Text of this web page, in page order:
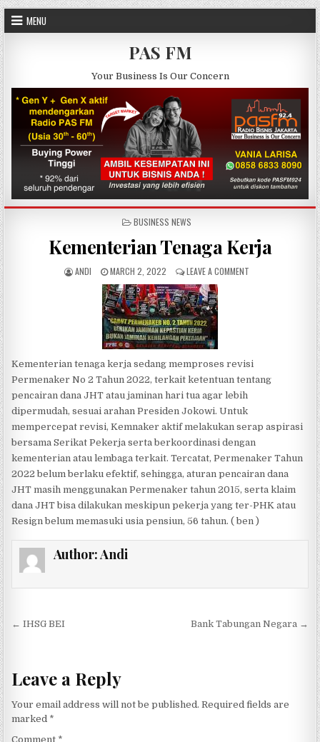
Skip to content
MENU
PAS FM
Your Business Is Our Concern
POSTED IN
BUSINESS NEWS
Kementerian Tenaga Kerja
AUTHOR:
ANDI PUBLISHED DATE:
MARCH 2, 2022 LEAVE A COMMENTON KEMENTERIAN
Kementerian tenaga kerja sedang memproses revisi
Permenaker No 2 Tahun 2022, terkait ketentuan tentang
pencairan dana JHT atau jaminan hari tua agar lebih
dipermudah, sesuai arahan Presiden Jokowi. Untuk
mempercepat revisi, Kemnaker aktif melakukan serap aspirasi
bersama Serikat Pekerja serta berkoordinasi dengan
kementerian atau lembaga terkait. Tercatat, Permenaker Tahun
2022 belum berlaku efektif, sehingga, aturan pencairan dana
JHT masih menggunakan Permenaker tahun 2015, serta klaim
dana JHT bisa dilakukan meskipun pekerja yang ter-PHK atau
Resign belum memasuki usia pensiun, 56 tahun. ( ben )
Author:Andi
Post navigation
← IHSG BEI Bank Tabungan Negara →
Leave a Reply
Your email address will not be published. Required fields are
marked *
Comment *